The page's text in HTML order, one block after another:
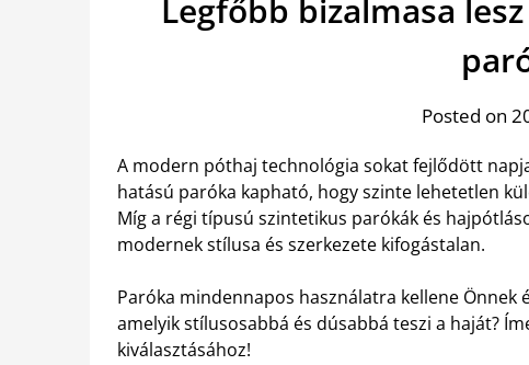
Legfőbb bizalmasa
Posted on
A modern póthaj technológia sokat fejlődött
hatású paróka kapható, hogy szinte lehetetlen
Míg a régi típusú szintetikus parókák és
modernek stílusa és szerkezete kifogástalan.
Paróka mindennapos használatra kellene Önnek
amelyik stílusosabbá és dúsabbá teszi a haját?
kiválasztásához!